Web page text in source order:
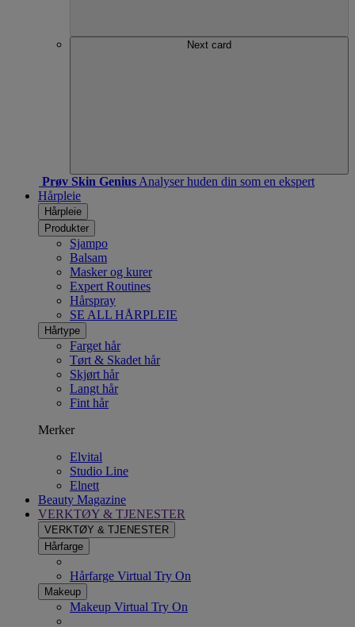
Next card
Prøv Skin Genius Analyser huden din som en ekspert
Hårpleie
Hårpleie
Produkter
Sjampo
Balsam
Masker og kurer
Expert Routines
Hårspray
SE ALL HÅRPLEIE
Hårtype
Farget hår
Tørt & Skadet hår
Skjørt hår
Langt hår
Fint hår
Merker
Elvital
Studio Line
Elnett
Beauty Magazine
VERKTØY & TJENESTER
VERKTØY & TJENESTER
Hårfarge
Hårfarge Virtual Try On
Makeup
Makeup Virtual Try On